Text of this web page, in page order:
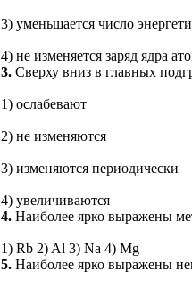
3) уменьшается число
4) не изменяется заряд ядра
3. Сверху вниз в главных
1) ослабевают
2) не изменяются
3) изменяются периодически
4) увеличиваются
4. Наиболее ярко выражены
1) Rb 2) Al 3) Na 4) Mg
5. Наиболее ярко выражены